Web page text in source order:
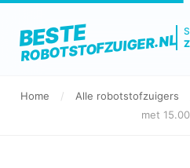
BESTE
ROBOTSTOFZUIGER.NL
Home / Alle robotstofzuigers
met